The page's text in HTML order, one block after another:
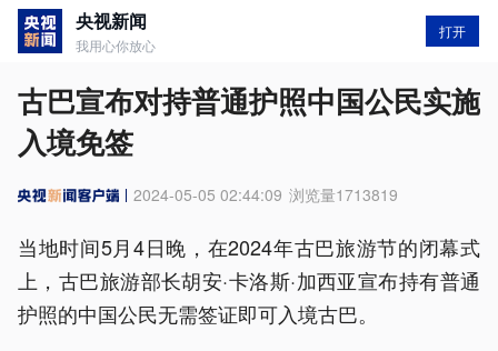
央视新闻
我用心你放心
打开
古巴宣布对持普通护照中国公民实施
入境免签
2024-05-05 02:44:09 浏览量1713819
当地时间5月4日晚，在2024年古巴旅游节的闭幕式
上，古巴旅游部长胡安·卡洛斯·加西亚宣布持有普通
护照的中国公民无需签证即可入境古巴。